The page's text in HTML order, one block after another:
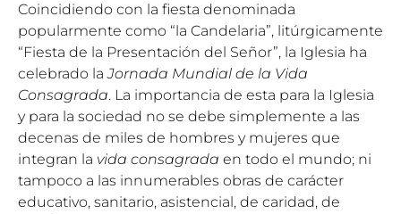
Coincidiendo con la fiesta denominada
popularmente como “la Candelaria”, litúrgicamente
“Fiesta de la Presentación del Señor”, la Iglesia ha
celebrado laJornada Mundial de la Vida
Consagrada. La importancia de esta para la Iglesia
y para la sociedad no se debe simplemente a las
decenas de miles de hombres y mujeres que
integran la vida consagrada en todo el mundo; ni
tampoco a las innumerables obras de carácter
educativo, sanitario, asistencial, de caridad, de